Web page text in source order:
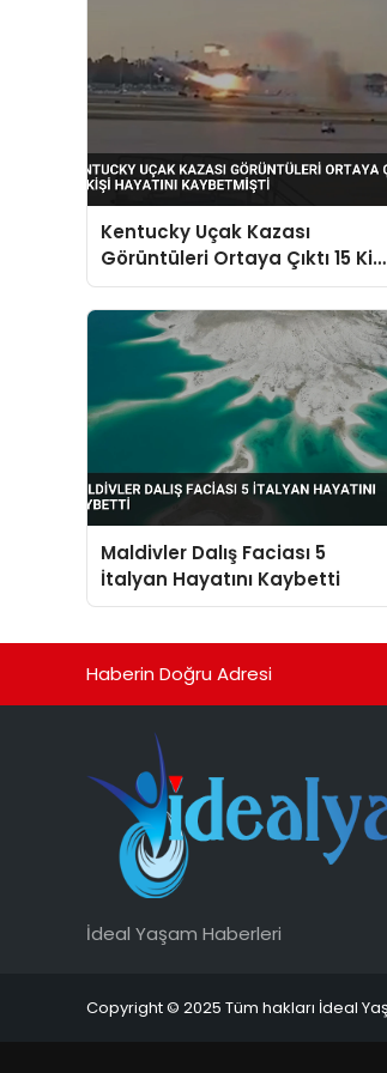
Kentucky Uçak Kazası
Görüntüleri Ortaya Çıktı 15 Kişi
Hayatını Kaybetmişti
Maldivler Dalış Faciası 5
İtalyan Hayatını Kaybetti
Haberin Doğru Adresi
İdeal Yaşam Haberleri
Copyright © 2025 Tüm hakları İdeal